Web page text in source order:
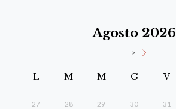
Agosto 2026
>
L M M G V
27 28 29 30 31